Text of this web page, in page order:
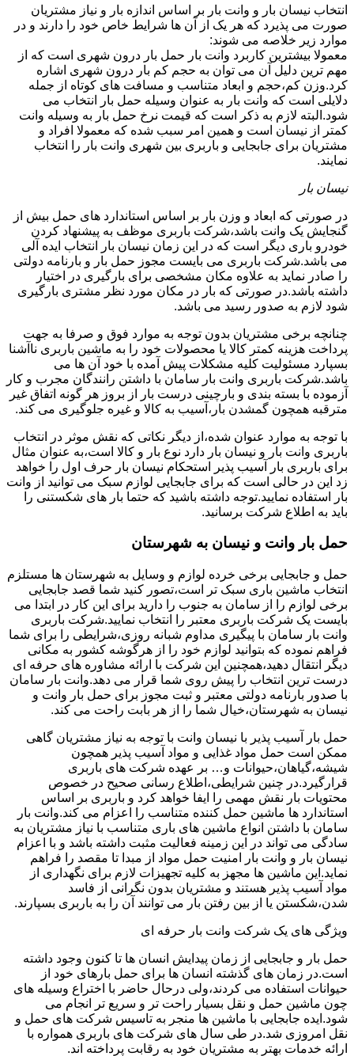
انتخاب نیسان بار و وانت بار بر اساس اندازه بار و نیاز مشتریان
صورت می پذیرد که هر یک از آن ها شرایط خاص خود را دارند و در
موارد زیر خلاصه می شوند:
معمولا بیشترین کاربرد وانت بار حمل بار درون شهری است که از
مهم ترین دلیل آن می توان به حجم کم بار درون شهری اشاره
کرد.وزن کم،حجم و ابعاد متناسب و مسافت های کوتاه از جمله
دلایلی است که وانت بار به عنوان وسیله حمل بار انتخاب می
شود.البته لازم به ذکر است که قیمت نرخ حمل بار به وسیله وانت
کمتر از نیسان است و همین امر سبب شده که معمولا افراد و
مشتریان برای جابجایی و باربری بین شهری وانت بار را انتخاب
نمایند.
نیسان بار
در صورتی که ابعاد و وزن بار بر اساس استاندارد های حمل بیش از
گنجایش یک وانت باشد،شرکت باربری موظف به پیشنهاد کردن
خودرو باری دیگر است که در این زمان نیسان بار انتخاب ایده آلی
می باشد.شرکت باربری می بایست مجوز حمل بار و بارنامه دولتی
را صادر نماید به علاوه مکان مشخصی برای بارگیری در اختیار
داشته باشد.در صورتی که بار در مکان مورد نظر مشتری بارگیری
شود لازم به صدور رسید می باشد.
چنانچه برخی مشتریان بدون توجه به موارد فوق و صرفا به جهت
پرداخت هزینه کمتر کالا یا محصولات خود را به ماشین باربری ناآشنا
بسپارد مسئولیت کلیه مشکلات پیش آمده با خود آن ها می
باشد.شرکت باربری وانت بار سامان با داشتن رانندگان مجرب و کار
آزموده با بسته بندی و بارچینی درست بار از بروز هر گونه اتفاق غیر
مترقبه همچون گمشدن بار،آسیب به کالا و غیره جلوگیری می کند.
با توجه به موارد عنوان شده،از دیگر نکاتی که نقش موثر در انتخاب
باربری وانت بار و نیسان بار دارد نوع بار و کالا است،به عنوان مثال
برای باربری بار آسیب پذیر استحکام نیسان بار حرف اول را خواهد
زد این در حالی است که برای جابجایی لوازم سبک می توانید از وانت
بار استفاده نمایید.توجه داشته باشید که حتما بار های شکستنی را
باید به اطلاع شرکت برسانید.
حمل بار وانت و نیسان به شهرستان
حمل و جابجایی برخی خرده لوازم و وسایل به شهرستان ها مستلزم
انتخاب ماشین باری سبک تر است،تصور کنید شما قصد جابجایی
برخی لوازم را از سامان به جنوب را دارید برای این کار در ابتدا می
بایست یک شرکت باربری معتبر را انتخاب نمایید.شرکت باربری
وانت بار سامان با پیگیری مداوم شبانه روزی،شرایطی را برای شما
فراهم نموده که بتوانید لوازم خود را از هرگوشه کشور به مکانی
دیگر انتقال دهید،همچنین این شرکت با ارائه مشاوره های حرفه ای
درست ترین انتخاب را پیش روی شما قرار می دهد.وانت بار سامان
با صدور بارنامه دولتی معتبر و ثبت مجوز برای حمل بار وانت و
نیسان به شهرستان،خیال شما را از هر بابت راحت می کند.
حمل بار آسیب پذیر با نیسان وانت با توجه به نیاز مشتریان گاهی
ممکن است حمل مواد غذایی و مواد آسیب پذیر همچون
شیشه،گیاهان،حیوانات و… بر عهده شرکت های باربری
قرارگیرد.در چنین شرایطی،اطلاع رسانی صحیح در خصوص
محتویات بار نقش مهمی را ایفا خواهد کرد و باربری بر اساس
استاندارد ها ماشین حمل کننده متناسب را اعزام می کند.وانت بار
سامان با داشتن انواع ماشین های باری متناسب با نیاز مشتریان به
سادگی می تواند در این زمینه فعالیت مثبت داشته باشد و با اعزام
نیسان بار و وانت بار امنیت حمل مواد از مبدا تا مقصد را فراهم
نماید.این ماشین ها مجهز به کلیه تجهیزات لازم برای نگهداری از
مواد آسیب پذیر هستند و مشتریان بدون نگرانی از فاسد
شدن،شکستن یا از بین رفتن بار می توانند آن را به باربری بسپارند.
ویژگی های یک شرکت وانت بار حرفه ای
حمل بار و جابجایی از زمان پیدایش انسان ها تا کنون وجود داشته
است.در زمان های گذشته انسان ها برای حمل بارهای خود از
حیوانات استفاده می کردند،ولی درحال حاضر با اختراع وسیله های
چون ماشین حمل و نقل بسیار راحت تر و سریع تر انجام می
شود.ایده جابجایی با ماشین ها منجر به تاسیس شرکت های حمل و
نقل امروزی شد.در طی سال های شرکت های باربری همواره با
ارائه خدمات بهتر به مشتریان خود به رقابت پرداخته اند.